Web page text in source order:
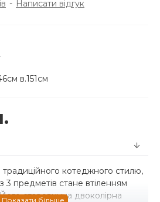
- Написати відгук
в.151см
котеджного стилю,
3 предметів стане втіленням
Його старовинна двоколірна